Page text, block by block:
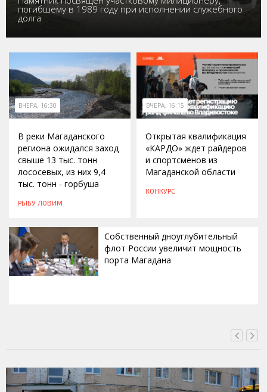
погибшему в 1989 году при исполнении служебного
долга
ВЧЕРА, 16:30
В реки Магаданского
региона ожидался заход
свыше 13 тыс. тонн
лососевых, из них 9,4
тыс. тонн - горбуша
РЫБУ ЛОВИМ
ВЧЕРА, 16:15
Открытая квалификация
«КАРДО» ждет райдеров
и спортсменов из
Магаданской области
КОНКУРС
Собственный дноуглубительный
флот России увеличит мощность
порта Магадана